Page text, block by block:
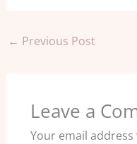
← Previous Post
Leave a
Your email